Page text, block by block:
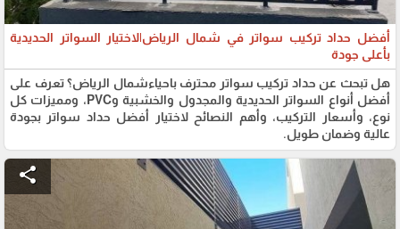
أفضل حداد تركيب سواتر في شمال الرياض|لاختيار السواتر الحديدية
بأعلى جودة
هل تبحث عن حداد تركيب سواتر محترف باحياءشمال الرياض؟ تعرف على
أفضل أنواع السواتر الحديدية والمجدول والخشبية وPVC، ومميزات كل
نوع، وأسعار التركيب، وأهم النصائح لاختيار أفضل حداد سواتر بجودة
عالية وضمان طويل.
share